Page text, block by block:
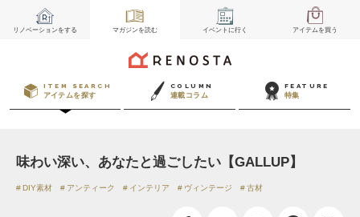
リノベーションをする マガジンを読む イベント に行く アイテムを買う
ITEM SEARCH
アイテムを探す
COLUMN
連載コラム
FEATURE
特集
味わい深い、あなたと過ごしたい【GALLUP】
DIY素材 アンティーク インテリア ヴィンテージ 古材